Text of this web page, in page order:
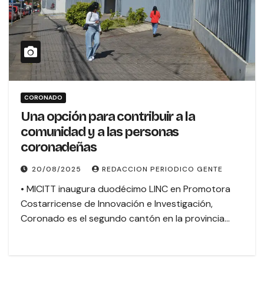
CORONADO
Una opción para contribuir a la
comunidad y a las personas
coronadeñas
20/08/2025 REDACCION PERIODICO GENTE
• MICITT inaugura duodécimo LINC en Promotora
Costarricense de Innovación e Investigación,
Coronado es el segundo cantón en la provincia…